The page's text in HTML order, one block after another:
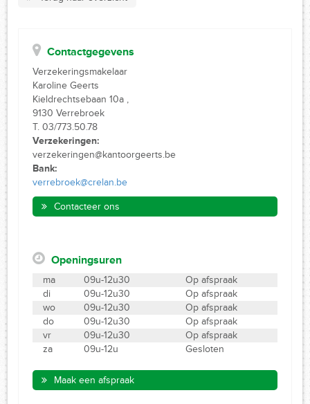
Contactgegevens
Verzekeringsmakelaar
Karoline Geerts
Kieldrechtsebaan 10a ,
9130 Verrebroek
T. 03/773.50.78
Verzekeringen:
verzekeringen@kantoorgeerts.be
Bank:
verrebroek@crelan.be
Contacteer ons
Openingsuren
ma 09u-12u30
Op afspraak
di
09u-12u30
Op afspraak
wo
09u-12u30
Op afspraak
do
09u-12u30
Op afspraak
vr
09u-12u30
Op afspraak
za
09u-12u Gesloten
Maak een afspraak